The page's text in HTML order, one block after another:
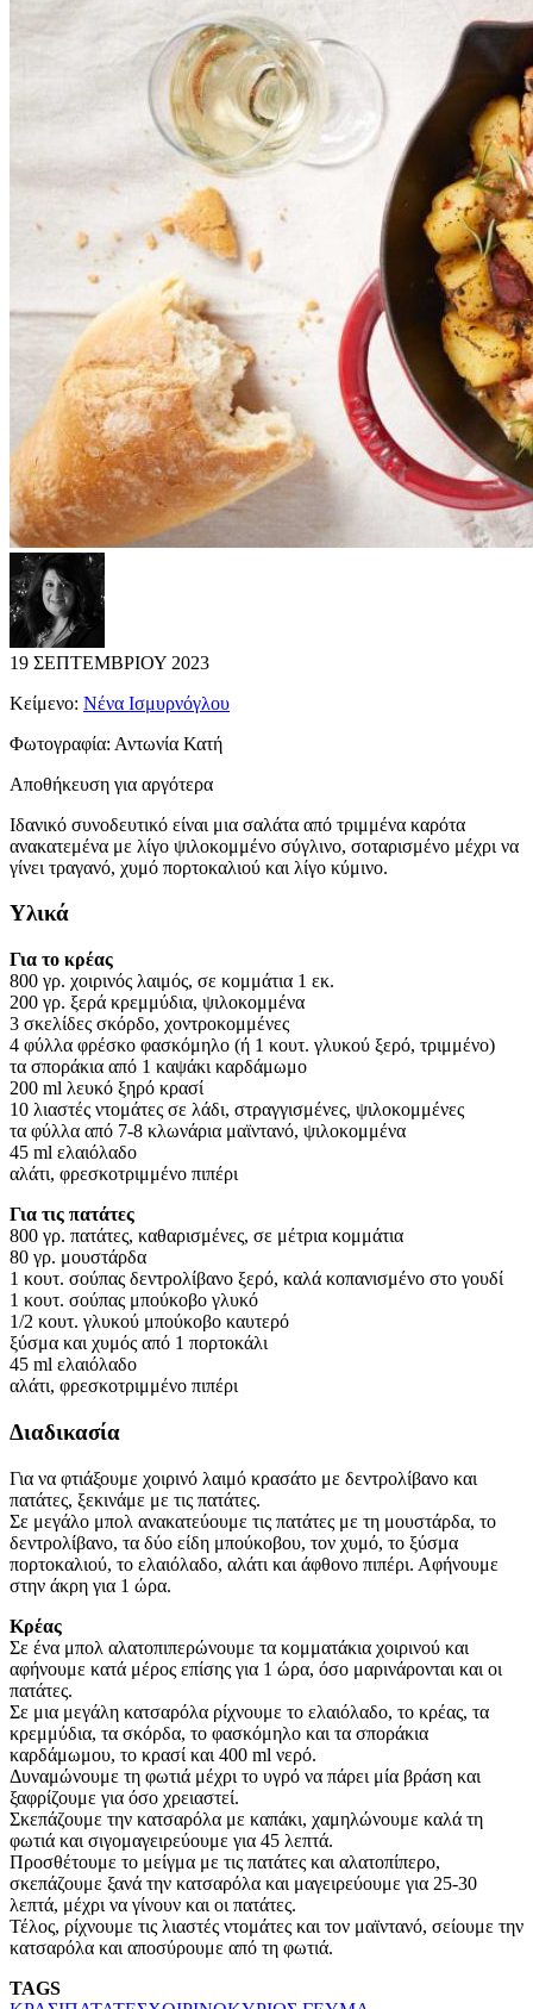
19 ΣΕΠΤΕΜΒΡΙΟΥ 2023
Κείμενο: Νένα Ισμυρνόγλου
Φωτογραφία: Αντωνία Κατή
Αποθήκευση για αργότερα
Ιδανικό συνοδευτικό είναι μια σαλάτα από τριμμένα καρότα
ανακατεμένα με λίγο ψιλοκομμένο σύγλινο, σοταρισμένο μέχρι να
γίνει τραγανό, χυμό πορτοκαλιού και λίγο κύμινο.
Υλικά
Για το κρέας
800 γρ. χοιρινός λαιμός, σε κομμάτια 1 εκ.
200 γρ. ξερά κρεμμύδια, ψιλοκομμένα
3 σκελίδες σκόρδο, χοντροκομμένες
4 φύλλα φρέσκο φασκόμηλο (ή 1 κουτ. γλυκού ξερό, τριμμένο)
τα σποράκια από 1 καψάκι καρδάμωμο
200 ml λευκό ξηρό κρασί
10 λιαστές ντομάτες σε λάδι, στραγγισμένες, ψιλοκομμένες
τα φύλλα από 7-8 κλωνάρια μαϊντανό, ψιλοκομμένα
45 ml ελαιόλαδο
αλάτι, φρεσκοτριμμένο πιπέρι
Για τις πατάτες
800 γρ. πατάτες, καθαρισμένες, σε μέτρια κομμάτια
80 γρ. μουστάρδα
1 κουτ. σούπας δεντρολίβανο ξερό, καλά κοπανισμένο στο γουδί
1 κουτ. σούπας μπούκοβο γλυκό
1/2 κουτ. γλυκού μπούκοβο καυτερό
ξύσμα και χυμός από 1 πορτοκάλι
45 ml ελαιόλαδο
αλάτι, φρεσκοτριμμένο πιπέρι
Διαδικασία
Για να φτιάξουμε χοιρινό λαιμό κρασάτο με δεντρολίβανο και
πατάτες, ξεκινάμε με τις πατάτες.
Σε μεγάλο μπολ ανακατεύουμε τις πατάτες με τη μουστάρδα, το
δεντρολίβανο, τα δύο είδη μπούκοβου, τον χυμό, το ξύσμα
πορτοκαλιού, το ελαιόλαδο, αλάτι και άφθονο πιπέρι. Αφήνουμε
στην άκρη για 1 ώρα.
Κρέας
Σε ένα μπολ αλατοπιπερώνουμε τα κομματάκια χοιρινού και
αφήνουμε κατά μέρος επίσης για 1 ώρα, όσο μαρινάρονται και οι
πατάτες.
Σε μια μεγάλη κατσαρόλα ρίχνουμε το ελαιόλαδο, το κρέας, τα
κρεμμύδια, τα σκόρδα, το φασκόμηλο και τα σποράκια
καρδάμωμου, το κρασί και 400 ml νερό.
Δυναμώνουμε τη φωτιά μέχρι το υγρό να πάρει μία βράση και
ξαφρίζουμε για όσο χρειαστεί.
Σκεπάζουμε την κατσαρόλα με καπάκι, χαμηλώνουμε καλά τη
φωτιά και σιγομαγειρεύουμε για 45 λεπτά.
Προσθέτουμε το μείγμα με τις πατάτες και αλατοπίπερο,
σκεπάζουμε ξανά την κατσαρόλα και μαγειρεύουμε για 25-30
λεπτά, μέχρι να γίνουν και οι πατάτες.
Τέλος, ρίχνουμε τις λιαστές ντομάτες και τον μαϊντανό, σείουμε την
κατσαρόλα και αποσύρουμε από τη φωτιά.
TAGS